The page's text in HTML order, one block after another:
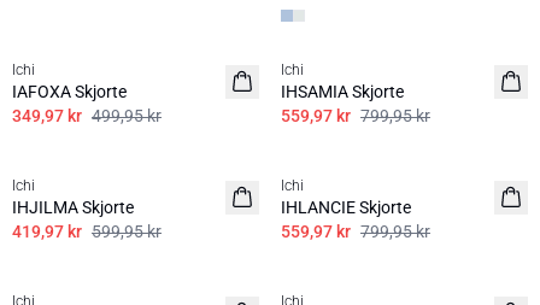
100% bomull
Ichi
IAFOXA Skjorte
349,97 kr 499,95 kr
SALE | 30%
Ichi
IHSAMIA Skjorte
559,97 kr 799,95 kr
Ichi
IHJILMA Skjorte
419,97 kr 599,95 kr
Ichi
IHLANCIE Skjorte
559,97 kr 799,95 kr
Ichi Ichi